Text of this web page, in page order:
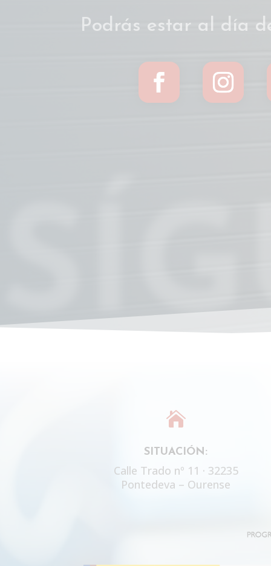
Podrás estar al día

SITUACIÓN:
Calle Trado nº 11 · 32235
Pontedeva – Ourense